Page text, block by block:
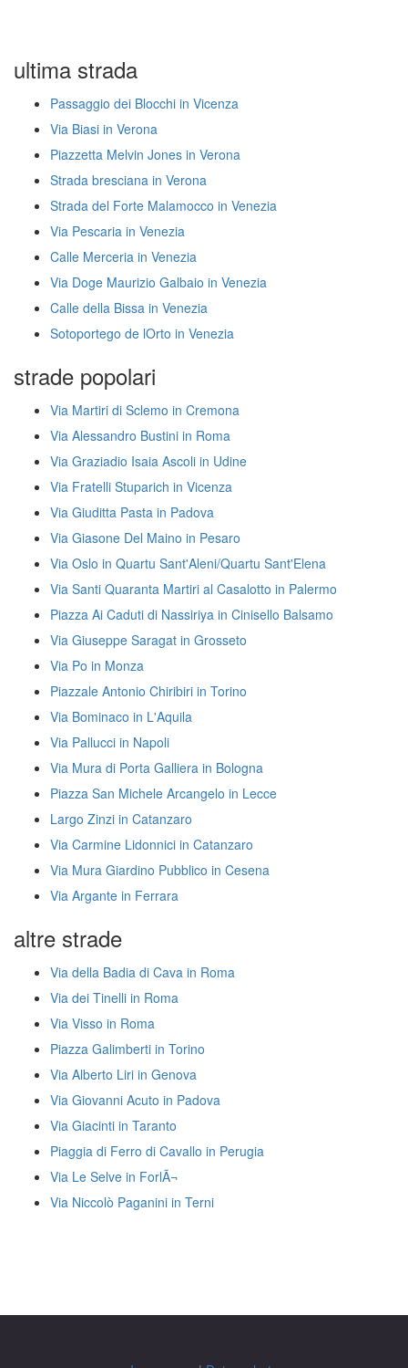
ultima strada
Passaggio dei Blocchi in Vicenza
Via Biasi in Verona
Piazzetta Melvin Jones in Verona
Strada bresciana in Verona
Strada del Forte Malamocco in Venezia
Via Pescaria in Venezia
Calle Merceria in Venezia
Via Doge Maurizio Galbaio in Venezia
Calle della Bissa in Venezia
Sotoportego de lOrto in Venezia
strade popolari
Via Martiri di Sclemo in Cremona
Via Alessandro Bustini in Roma
Via Graziadio Isaia Ascoli in Udine
Via Fratelli Stuparich in Vicenza
Via Giuditta Pasta in Padova
Via Giasone Del Maino in Pesaro
Via Oslo in Quartu Sant'Aleni/Quartu Sant'Elena
Via Santi Quaranta Martiri al Casalotto in Palermo
Piazza Ai Caduti di Nassiriya in Cinisello Balsamo
Via Giuseppe Saragat in Grosseto
Via Po in Monza
Piazzale Antonio Chiribiri in Torino
Via Bominaco in L'Aquila
Via Pallucci in Napoli
Via Mura di Porta Galliera in Bologna
Piazza San Michele Arcangelo in Lecce
Largo Zinzi in Catanzaro
Via Carmine Lidonnici in Catanzaro
Via Mura Giardino Pubblico in Cesena
Via Argante in Ferrara
altre strade
Via della Badia di Cava in Roma
Via dei Tinelli in Roma
Via Visso in Roma
Piazza Galimberti in Torino
Via Alberto Liri in Genova
Via Giovanni Acuto in Padova
Via Giacinti in Taranto
Piaggia di Ferro di Cavallo in Perugia
Via Le Selve in ForlÃ¬
Via Niccolò Paganini in Terni